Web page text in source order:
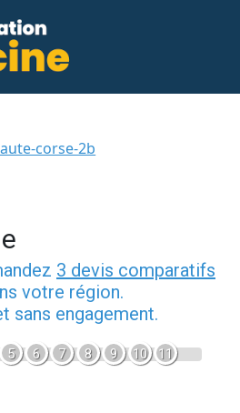
corse-2b
3 devis comparatifs
votre région.
sans engagement.
5 6 7 8 9 10 11